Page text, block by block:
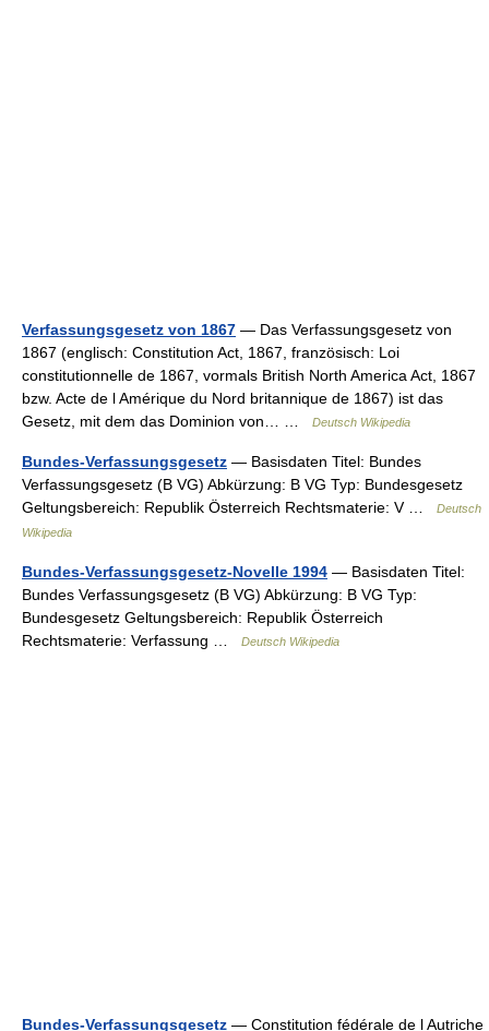
Verfassungsgesetz von 1867 — Das Verfassungsgesetz von
1867 (englisch: Constitution Act, 1867, französisch: Loi
constitutionnelle de 1867, vormals British North America Act, 1867
bzw. Acte de l Amérique du Nord britannique de 1867) ist das
Gesetz, mit dem das Dominion von… …
Deutsch Wikipedia
Bundes-Verfassungsgesetz — Basisdaten Titel: Bundes
Verfassungsgesetz (B VG) Abkürzung: B VG Typ: Bundesgesetz
Geltungsbereich: Republik Österreich Rechtsmaterie: V …
Deutsch
Wikipedia
Bundes-Verfassungsgesetz-Novelle 1994 — Basisdaten Titel:
Bundes Verfassungsgesetz (B VG) Abkürzung: B VG Typ:
Bundesgesetz Geltungsbereich: Republik Österreich
Rechtsmaterie: Verfassung …
Deutsch Wikipedia
Bundes-Verfassungsgesetz — Constitution fédérale de l Autriche